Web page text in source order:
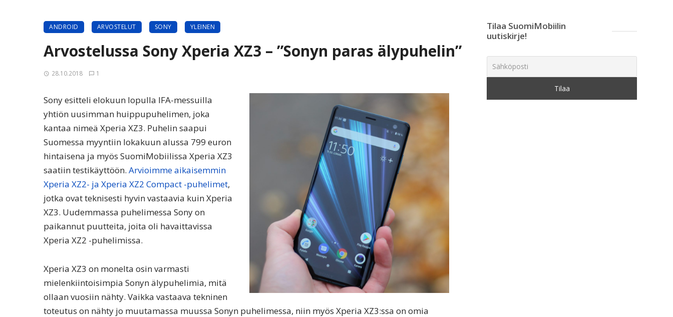
ANDROID ARVOSTELUT SONY YLEINEN
Arvostelussa Sony Xperia XZ3 – ”Sonyn paras älypuhelin”
28.10.2018 1
Sony esitteli elokuun lopulla IFA-messuilla
yhtiön uusimman huippupuhelimen, joka
kantaa nimeä Xperia XZ3. Puhelin saapui
Suomessa myyntiin lokakuun alussa 799 euron
hintaisena ja myös SuomiMobiilissa Xperia XZ3
saatiin testikäyttöön. Arvioimme aikaisemmin
Xperia XZ2- ja Xperia XZ2 Compact -puhelimet,
jotka ovat teknisesti hyvin vastaavia kuin Xperia
XZ3. Uudemmassa puhelimessa Sony on
paikannut puutteita, joita oli havaittavissa
Xperia XZ2 -puhelimissa.
Xperia XZ3 on monelta osin varmasti
mielenkiintoisimpia Sonyn älypuhelimia, mitä
ollaan vuosiin nähty. Vaikka vastaava tekninen
toteutus on nähty jo muutamassa muussa Sonyn puhelimessa, niin myös Xperia XZ3:ssa on omia
Tilaa SuomiMobiilin
uutiskirje!